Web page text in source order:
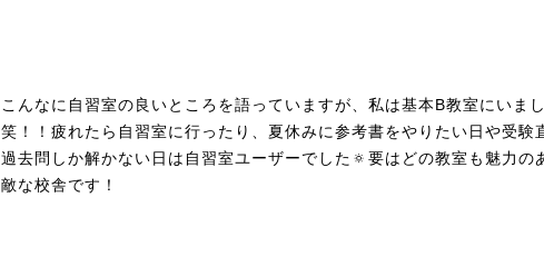
こんなに自習室の良いところを語っていますが、私は基本B教室にいま
笑！！疲れたら自習室に行ったり、夏休みに参考書をやりたい日や受験
過去問しか解かない日は自習室ユーザーでした🔅要はどの教室も魅力の
敵な校舎です！